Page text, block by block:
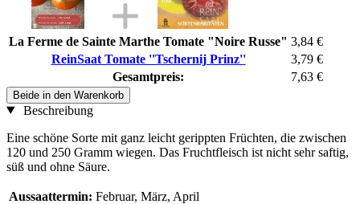
La Ferme de Sainte Marthe Tomate "Noire Russe" 3,84 €
ReinSaat Tomate ''Tschernij Prinz''
3,79 €
Gesamtpreis:
7,63 €
Beide in den Warenkorb
Beschreibung
Eine schöne Sorte mit ganz leicht gerippten Früchten, die zwischen
120 und 250 Gramm wiegen. Das Fruchtfleisch ist nicht sehr saftig,
süß und ohne Säure.
Aussaattermin: Februar, März, April